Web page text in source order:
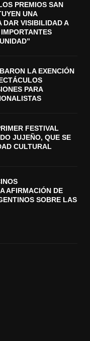
PREMIOS SAN
UNA
DAR VISIBILIDAD A
LA EXENCIÓN
PARA
FESTIVAL
JUJEÑO, QUE SE
CULTURAL
AFIRMACIÓN DE
SOBRE LAS